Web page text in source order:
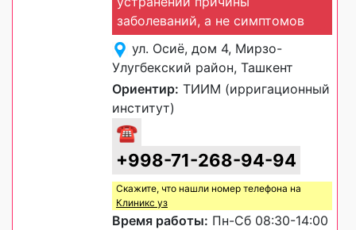
заболеваний, а не симптомов
ул. Осиё, дом 4, Мирзо-
Улугбекский район, Ташкент
Ориентир: ТИИМ (ирригационный
институт)
☎
+998-71-268-94-94
Скажите, что нашли номер телефона на
Клиникс уз
Время работы: Пн-Сб 08:30-14:00